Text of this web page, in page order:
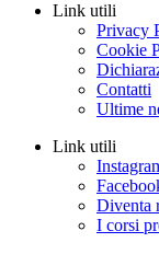
Link utili
Privacy
Cookie
Contatti
Ultime
Link utili
Diventa
I corsi